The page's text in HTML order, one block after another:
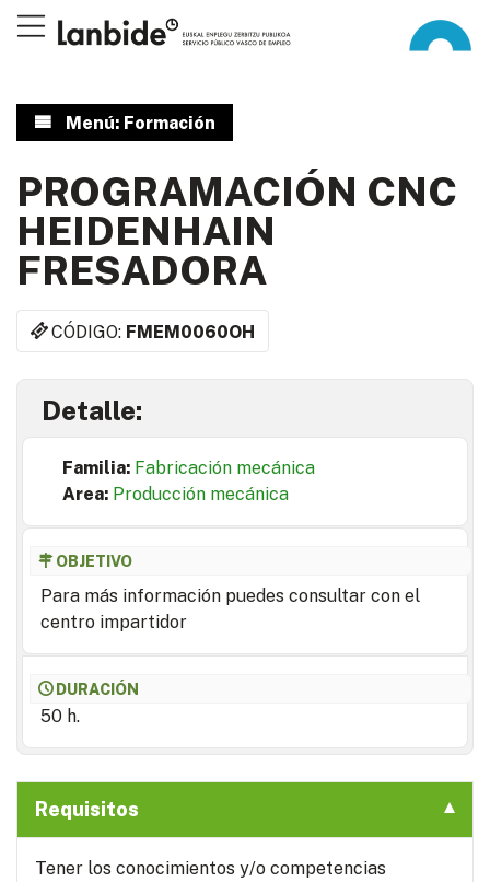
Menú: Formación
PROGRAMACIÓN CNC
HEIDENHAIN
FRESADORA
CÓDIGO: FMEM0060OH
Detalle:
Familia: Fabricación mecánica
Area: Producción mecánica
OBJETIVO
Para más información puedes consultar con el
centro impartidor
DURACIÓN
50 h.
Requisitos
Tener los conocimientos y/o competencias